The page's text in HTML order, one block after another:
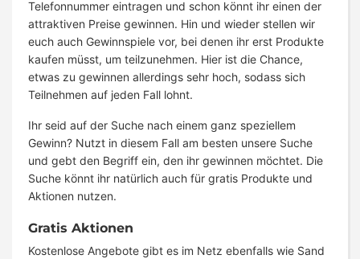
Telefonnummer eintragen und schon könnt ihr einen der
attraktiven Preise gewinnen. Hin und wieder stellen wir
euch auch Gewinnspiele vor, bei denen ihr erst Produkte
kaufen müsst, um teilzunehmen. Hier ist die Chance,
etwas zu gewinnen allerdings sehr hoch, sodass sich
Teilnehmen auf jeden Fall lohnt.
Ihr seid auf der Suche nach einem ganz speziellem
Gewinn? Nutzt in diesem Fall am besten unsere Suche
und gebt den Begriff ein, den ihr gewinnen möchtet. Die
Suche könnt ihr natürlich auch für gratis Produkte und
Aktionen nutzen.
Gratis Aktionen
Kostenlose Angebote gibt es im Netz ebenfalls wie Sand